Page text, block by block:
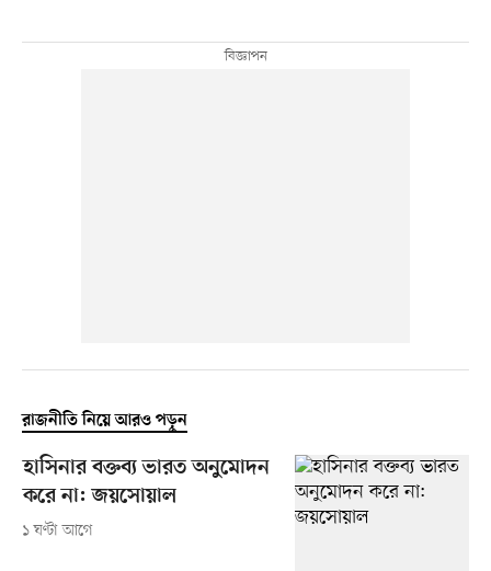
রাজনীতি নিয়ে আরও পড়ুন
হাসিনার বক্তব্য ভারত অনুমোদন
করে না: জয়সোয়াল
১ ঘণ্টা আগে